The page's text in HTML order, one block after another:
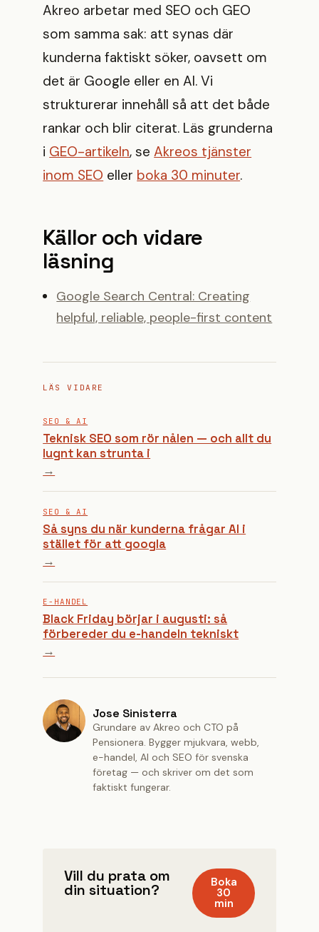
Akreo arbetar med SEO och GEO
som samma sak: att synas där
kunderna faktiskt söker, oavsett om
det är Google eller en AI. Vi
strukturerar innehåll så att det både
rankar och blir citerat. Läs grunderna
i GEO-artikeln, seAkreos tjänster
inom SEO eller boka 30 minuter.
Källor och vidare
läsning
Google Search Central: Creating
helpful, reliable, people-first content
LÄS VIDARE
SEO & AI
Teknisk SEO som rör nålen — och allt du
lugnt kan strunta i
→
SEO & AI
Så syns du när kunderna frågar AI i
stället för att googla
→
E-HANDEL
Black Friday börjar i augusti: så
förbereder du e-handeln tekniskt
→
Jose Sinisterra
Grundare av Akreo och CTO på
Pensionera. Bygger mjukvara, webb,
e-handel, AI och SEO för svenska
företag — och skriver om det som
faktiskt fungerar.
Vill du prata om
din situation? Boka
30
min